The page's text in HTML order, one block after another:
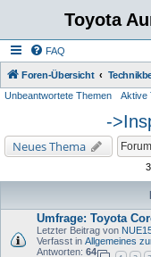
Toyota
FAQ
Foren-Übersicht
Unbeantwortete Themen Aktive
-
Neues Thema
Umfrage: Toyota
Letzter Beitrag von
Verfasst in Allgemeines
Antworten: 64